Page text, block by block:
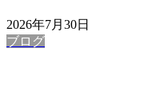
2026年7月30日
ブログ